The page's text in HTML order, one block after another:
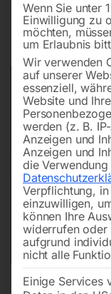
Wenn Sie unter
Einwilligung zu
möchten,
um Erlaubnis
Wir verwenden
auf unserer
essenziell,
Website und
werden (z. B.
Anzeigen und
Anzeigen und
die
Verpflichtung,
einzuwilligen,
können Ihre
widerrufen oder
aufgrund
nicht alle
Einige Services